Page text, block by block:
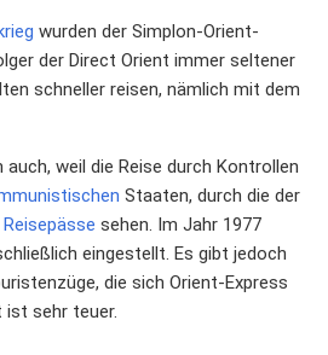
wurden der Simplon-Orient-
der Direct Orient immer seltener
schneller reisen, nämlich mit dem
weil die Reise durch Kontrollen
Staaten, durch die der
Reisepässe sehen. Im Jahr 1977
eingestellt. Es gibt jedoch
die sich Orient-Express
ist sehr teuer.